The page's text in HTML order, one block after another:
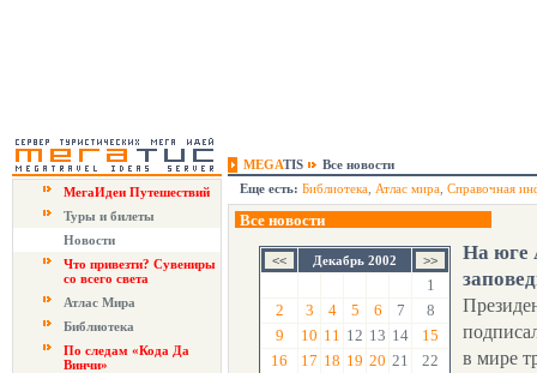
MEGATIS
Все новости
МегаИдеи Путешествий
Туры и билеты
Новости
Что привезти? Сувениры
со всего света
Атлас Мира
Библиотека
По следам «Кода Да
Винчи»
Еще есть: Библиотека Атлас мира Справочная
Все новости
Декабрь 2002
1
2
3 4 5 6 7
8
9
10 11 12 13 14
15
16
17 18 19 20 21
22
На юге
в мире